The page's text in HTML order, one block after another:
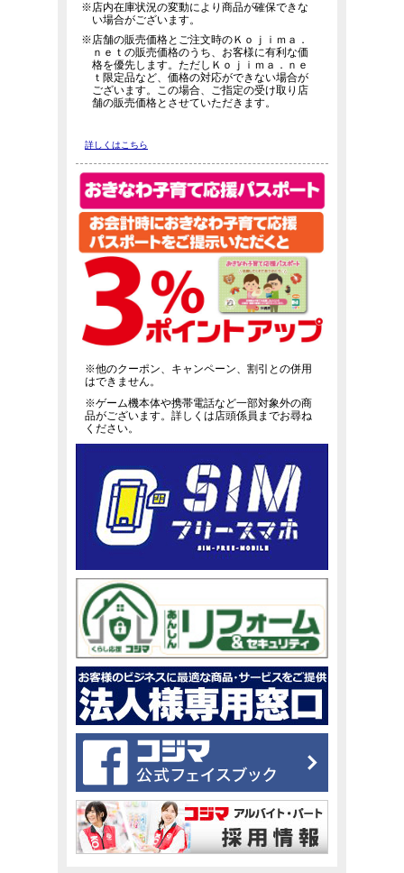
※店内在庫状況の変動により商品が確保できな
い場合がございます。
※店舗の販売価格とご注文時のＫｏｊｉｍａ．
ｎｅｔの販売価格のうち、お客様に有利な価
格を優先します。ただしＫｏｊｉｍａ．ｎｅ
ｔ限定品など、価格の対応ができない場合が
ございます。この場合、ご指定の受け取り店
舗の販売価格とさせていただきます。
詳しくはこちら
※他のクーポン、キャンペーン、割引との併用
はできません。
※ゲーム機本体や携帯電話など一部対象外の商
品がございます。詳しくは店頭係員までお尋ね
ください。